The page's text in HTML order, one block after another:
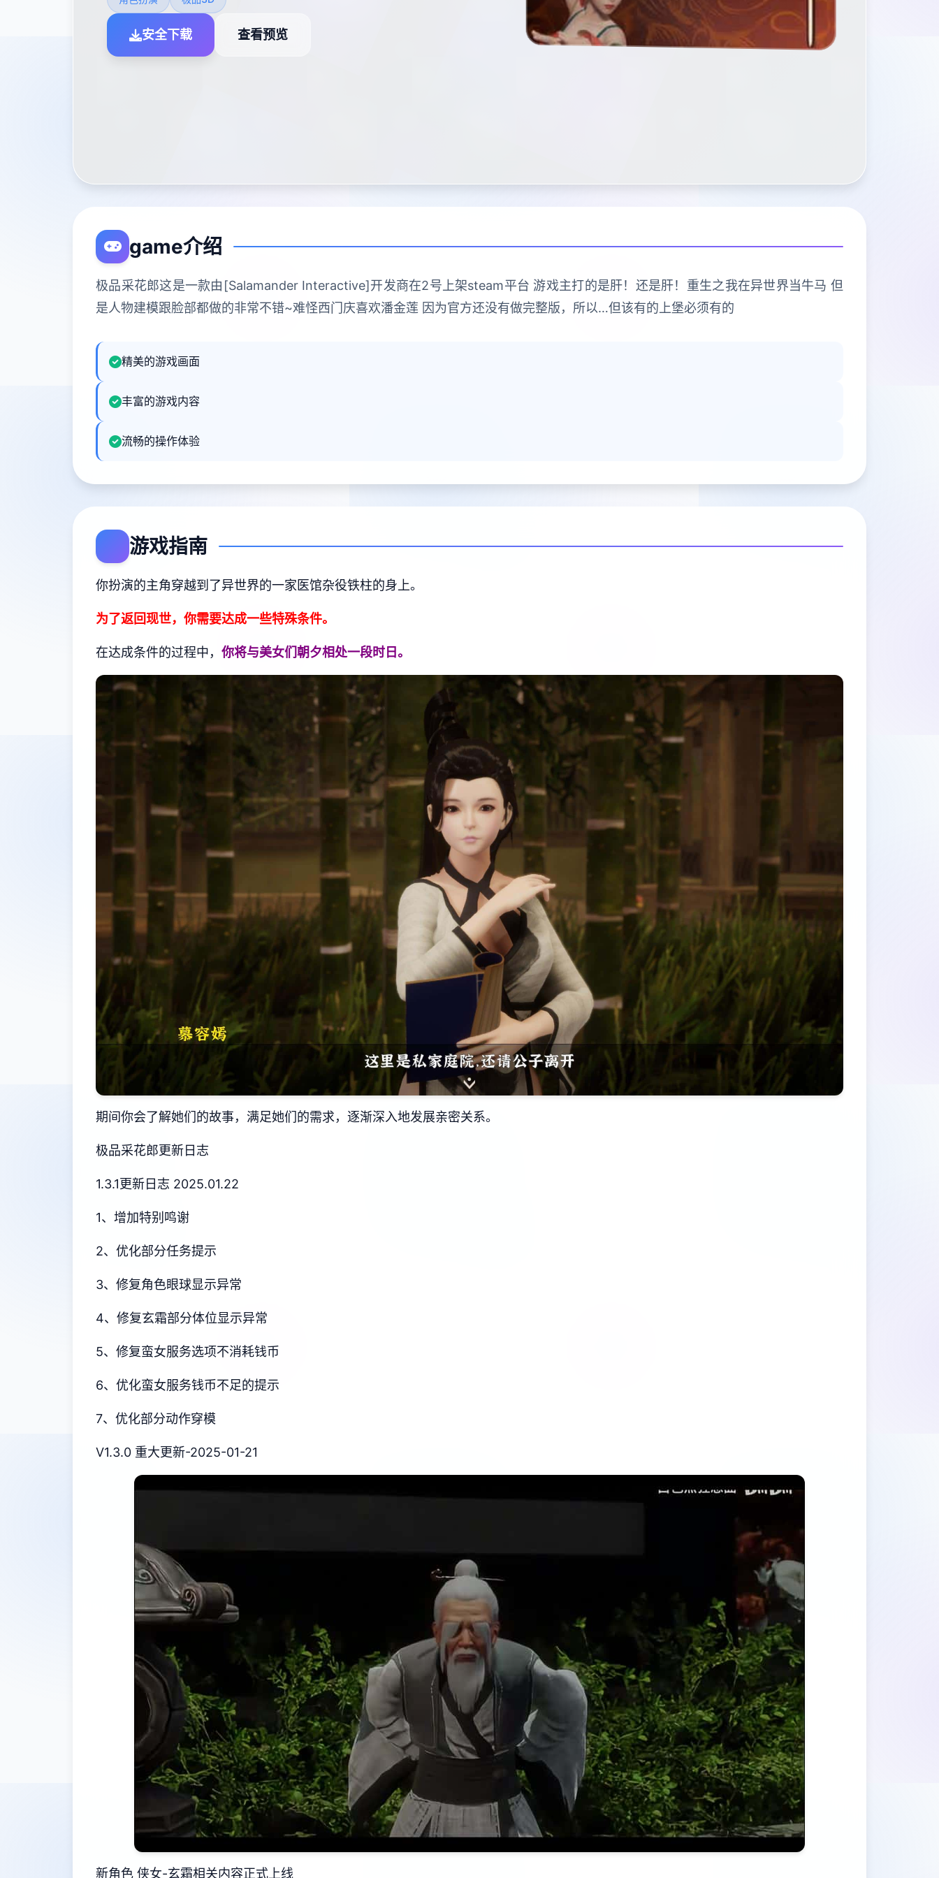
安全下载 查看预览
game介绍
极品采花郎这是一款由[Salamander Interactive]开发商在2号上架steam平台 游戏主打的是肝！还是肝！重生之我在异世界当牛马 但
是人物建模跟脸部都做的非常不错~难怪西门庆喜欢潘金莲 因为官方还没有做完整版，所以…但该有的上堡必须有的
精美的游戏画面
丰富的游戏内容
流畅的操作体验
游戏指南
你扮演的主角穿越到了异世界的一家医馆杂役铁柱的身上。
为了返回现世，你需要达成一些特殊条件。
在达成条件的过程中， 你将与美女们朝夕相处一段时日。
期间你会了解她们的故事，满足她们的需求，逐渐深入地发展亲密关系。
极品采花郎更新日志
1.3.1更新日志 2025.01.22
1、增加特别鸣谢
2、优化部分任务提示
3、修复角色眼球显示异常
4、修复玄霜部分体位显示异常
5、修复蛮女服务选项不消耗钱币
6、优化蛮女服务钱币不足的提示
7、优化部分动作穿模
V1.3.0 重大更新-2025-01-21
新角色 侠女-玄霜相关内容正式上线